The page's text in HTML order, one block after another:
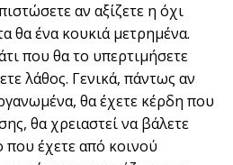
αν αξίζετε η όχι
θα ένα κουκιά μετρημένα.
που θα το υπερτιμήσετε
λάθος. Γενικά, πάντως αν
θα έχετε κέρδη που
θα χρειαστεί να βάλετε
έχετε από κοινού